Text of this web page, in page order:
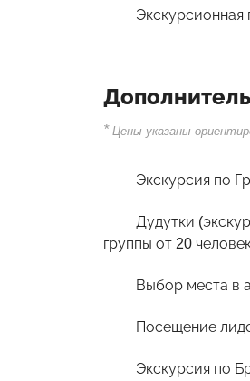
*Цены указаны
Экскурсия по
Дудутки
группы от 20
Выбор места в
Посещение
Экскурсия по